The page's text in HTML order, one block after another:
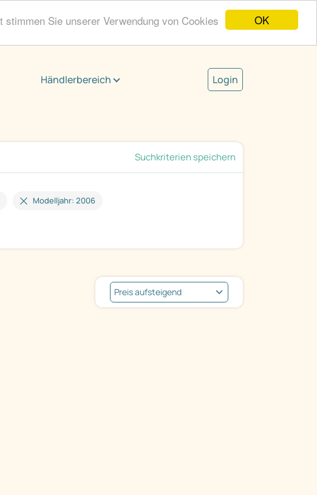
OK
Sie unserer Verwendung von Cookies
Händlerbereich Login
Suchkriterien speichern
Modelljahr: 2006